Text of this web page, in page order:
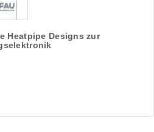
Heatpipe Designs zur